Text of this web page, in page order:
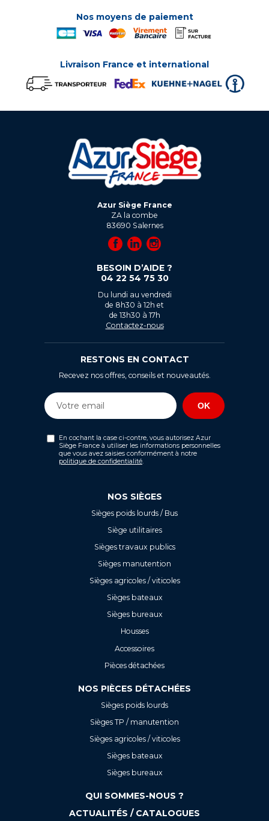
Nos moyens de paiement
Livraison France et international
Azur Siège France
ZA la combe
83690 Salernes
BESOIN D’AIDE ?
04 22 54 75 30
Du lundi au vendredi
de 8h30 à 12h et
de 13h30 à 17h
Contactez-nous
RESTONS EN CONTACT
Recevez nos offres, conseils et nouveautés.
En cochant la case ci-contre, vous autorisez Azur
Siège France à utiliser les informations personnelles
que vous avez saisies conformément à notre
politique de confidentialité
NOS SIÈGES
Sièges poids lourds / Bus
Siège utilitaires
Sièges travaux publics
Sièges manutention
Sièges agricoles / viticoles
Sièges bateaux
Sièges bureaux
Housses
Accessoires
Pièces détachées
NOS PIÈCES DÉTACHÉES
Sièges poids lourds
Sièges TP / manutention
Sièges agricoles / viticoles
Sièges bateaux
Sièges bureaux
QUI SOMMES-NOUS ?
ACTUALITÉS / CATALOGUES